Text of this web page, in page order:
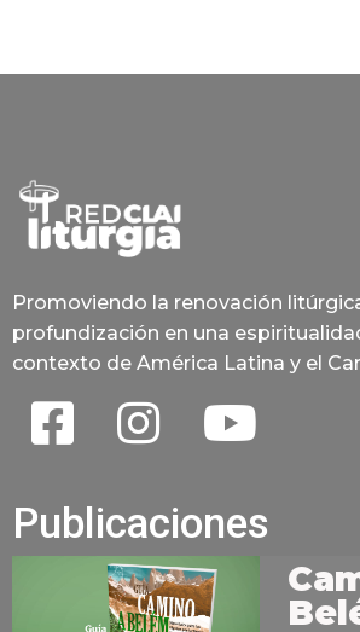
Promoviendo la renovación
profundización en una
contexto de América Latina y el
Publicaciones